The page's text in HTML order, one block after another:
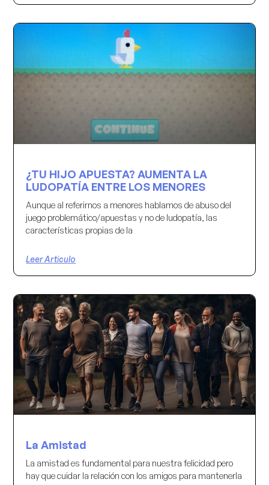
¿TU HIJO APUESTA? AUMENTA LA
LUDOPATÍA ENTRE LOS MENORES
Aunque al referirnos a menores hablamos de abuso del
juego problemático/apuestas y no de ludopatía, las
características propias de la
Leer Articulo
La Amistad
La amistad es fundamental para nuestra felicidad pero
hay que cuidar la relación con los amigos para mantenerla